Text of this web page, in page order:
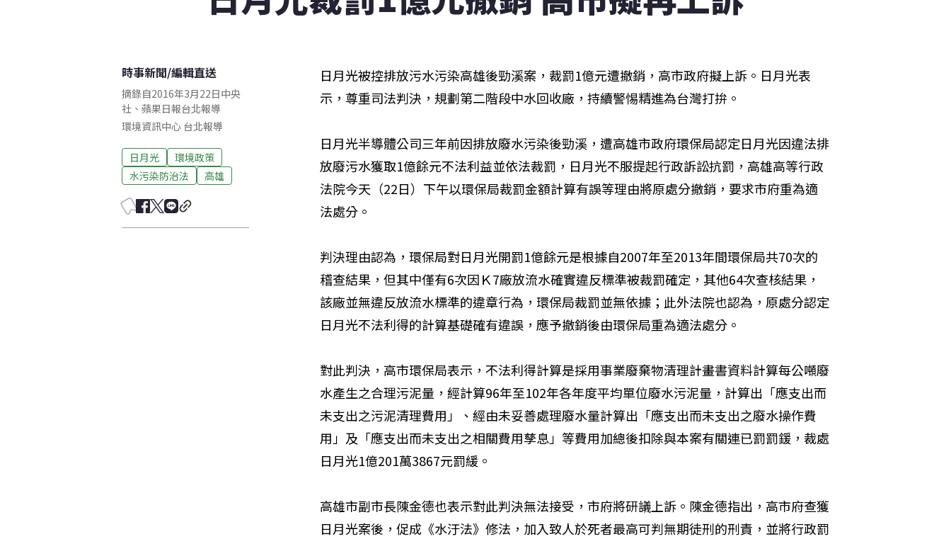
時事新聞/編輯直送
摘錄自2016年3月22日中央
社、蘋果日報台北報導
環境資訊中心 台北報導
日月光
環境政策
水污染防治法
高雄
日月光被控排放污水污染高雄後勁溪案，裁罰1億元遭撤銷，高市政府擬上訴。日月光表
示，尊重司法判決，規劃第二階段中水回收廠，持續警惕精進為台灣打拚。
日月光半導體公司三年前因排放廢水污染後勁溪，遭高雄市政府環保局認定日月光因違法排
放廢污水獲取1億餘元不法利益並依法裁罰，日月光不服提起行政訴訟抗罰，高雄高等行政
法院今天（22日）下午以環保局裁罰金額計算有誤等理由將原處分撤銷，要求市府重為適
法處分。
判決理由認為，環保局對日月光開罰1億餘元是根據自2007年至2013年間環保局共70次的
稽查結果，但其中僅有6次因Ｋ7廠放流水確實違反標準被裁罰確定，其他64次查核結果，
該廠並無違反放流水標準的違章行為，環保局裁罰並無依據；此外法院也認為，原處分認定
日月光不法利得的計算基礎確有違誤，應予撤銷後由環保局重為適法處分。
對此判決，高市環保局表示，不法利得計算是採用事業廢棄物清理計畫書資料計算每公噸廢
水產生之合理污泥量，經計算96年至102年各年度平均單位廢水污泥量，計算出「應支出而
未支出之污泥清理費用」、經由未妥善處理廢水量計算出「應支出而未支出之廢水操作費
用」及「應支出而未支出之相關費用孳息」等費用加總後扣除與本案有關連已罰罰鍰，裁處
日月光1億201萬3867元罰緩。
高雄市副市長陳金德也表示對此判決無法接受，市府將研議上訴。陳金德指出，高市府查獲
日月光案後，促成《水汙法》修法，加入致人於死者最高可判無期徒刑的刑責，並將行政罰